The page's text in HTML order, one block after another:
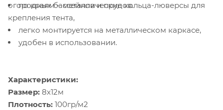
огородных бассейнов и прудов.
по краям – металлические кольца-люверсы для
крепления тента,
легко монтируется на металлическом каркасе,
удобен в использовании.
Характеристики:
Размер: 8х12м
Плотность: 100гр/м2